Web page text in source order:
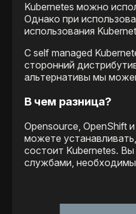
Kubernetes можно
Однако при
использования
С self managed
сторонний
альтернативы мы
В чем разница?
Opensource, OpenShift
можете
состоит Kubernetes.
службами,